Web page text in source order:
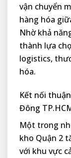
vận chuyển
hàng hóa
Nhờ khả
thành lựa
logistics,
hóa.
Kết nối
Đông
Một trong
kho Quận 2
với khu vực